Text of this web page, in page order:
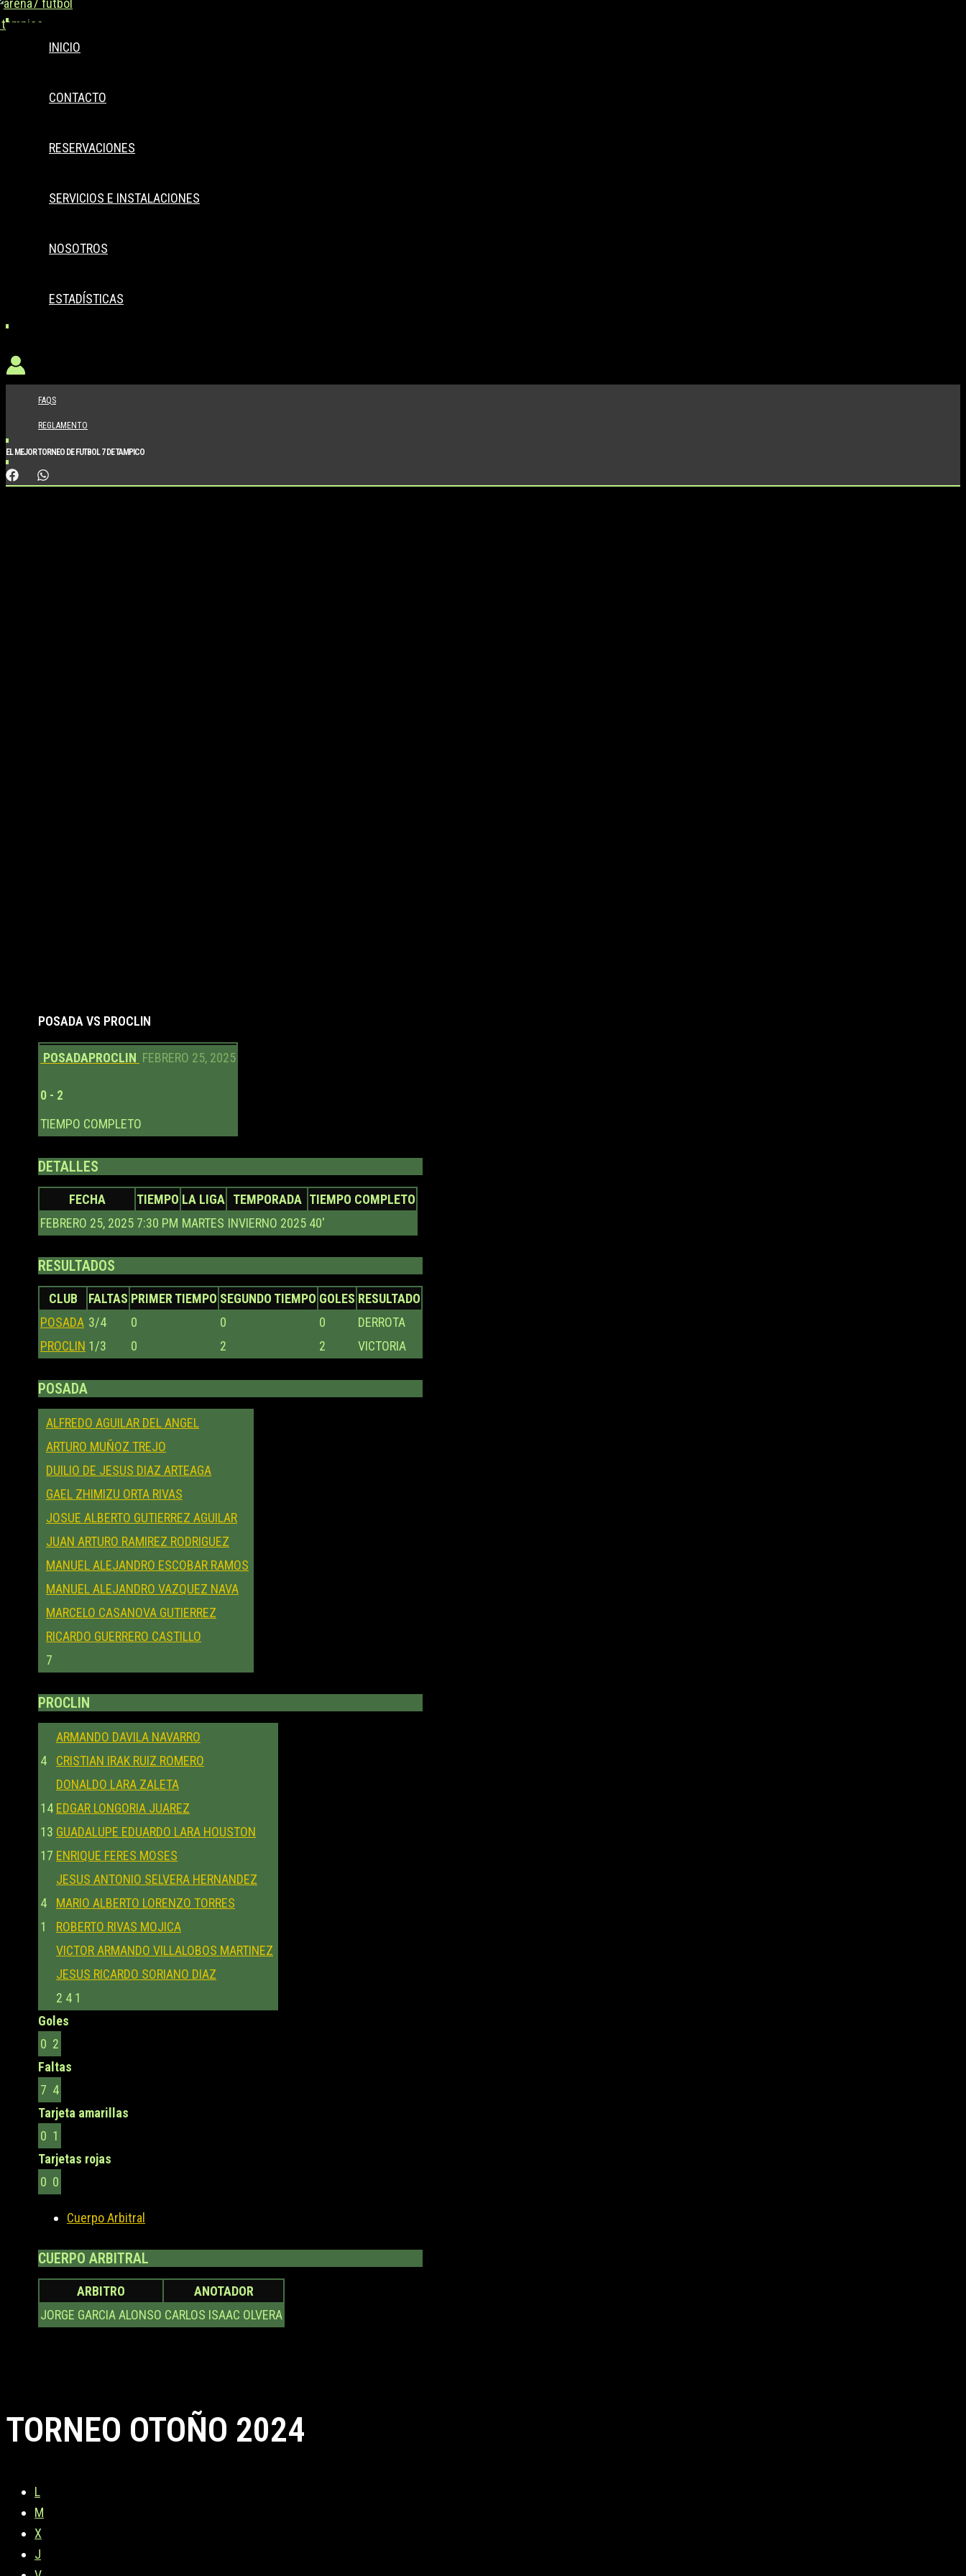
Ir
al
contenidoINICIO
CONTACTO
RESERVACIONES
SERVICIOS E INSTALACIONES
NOSOTROS
ESTADÍSTICAS
FAQS
REGLAMENTO
EL MEJOR TORNEO DE FUTBOL 7 DE TAMPICO
POSADA VS PROCLIN
POSADAPROCLIN FEBRERO 25, 2025
0 - 2
TIEMPO COMPLETO
DETALLES
FECHA TIEMPO LA LIGA TEMPORADA TIEMPO COMPLETO
FEBRERO 25, 2025 7:30 PM MARTES INVIERNO 2025 40'
RESULTADOS
CLUB FALTAS PRIMER TIEMPO SEGUNDO TIEMPO GOLES RESULTADO
POSADA 3/4 0 0 0
DERROTA
PROCLIN 1/3 0 2 2 VICTORIA
POSADA
ALFREDO AGUILAR DEL ANGEL
ARTURO MUÑOZ TREJO
DUILIO DE JESUS DIAZ ARTEAGA
GAEL ZHIMIZU ORTA RIVAS
JOSUE ALBERTO GUTIERREZ AGUILAR
JUAN ARTURO RAMIREZ RODRIGUEZ
MANUEL ALEJANDRO ESCOBAR RAMOS
MANUEL ALEJANDRO VAZQUEZ NAVA
MARCELO CASANOVA GUTIERREZ
RICARDO GUERRERO CASTILLO
7
PROCLIN
ARMANDO DAVILA NAVARRO
4
CRISTIAN IRAK RUIZ ROMERO
DONALDO LARA ZALETA
14 EDGAR LONGORIA JUAREZ
13 GUADALUPE EDUARDO LARA HOUSTON
17 ENRIQUE FERES MOSES
JESUS ANTONIO SELVERA HERNANDEZ
4
MARIO ALBERTO LORENZO TORRES
1
ROBERTO RIVAS MOJICA
VICTOR ARMANDO VILLALOBOS MARTINEZ
JESUS RICARDO SORIANO DIAZ
2 4 1
Goles
0 2
Faltas
7 4
Tarjeta amarillas
0 1
Tarjetas rojas
0 0
Cuerpo Arbitral
CUERPO ARBITRAL
ARBITRO
ANOTADOR
JORGE GARCIA ALONSO CARLOS ISAAC OLVERA
TORNEO OTOÑO 2024
L
M
X
J
Buscar..